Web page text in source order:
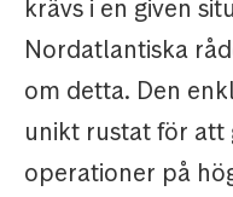
krävs i en given
Nordatlantiska
om detta. Den
unikt rustat för
operationer på